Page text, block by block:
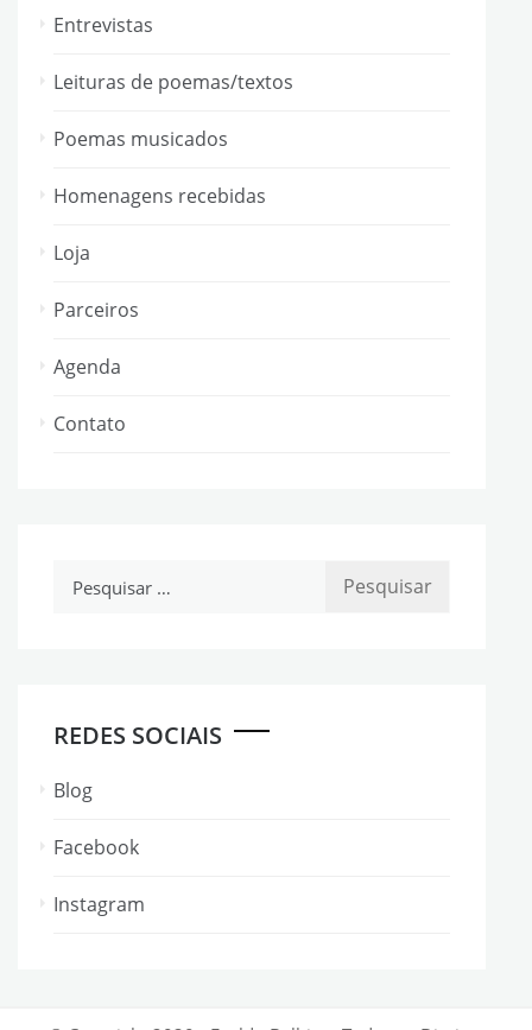
Entrevistas
Leituras de poemas/textos
Poemas musicados
Homenagens recebidas
Loja
Parceiros
Agenda
Contato
REDES SOCIAIS
Blog
Facebook
Instagram